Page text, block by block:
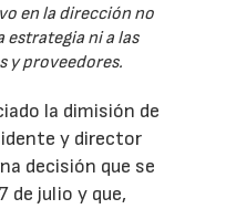
en la dirección no
estrategia ni a las
y proveedores.
la dimisión de
y director
decisión que se
de julio y que,